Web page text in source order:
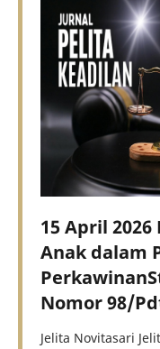
15 April
Anak dalam
Nomor 98/
Jelita Novitasari